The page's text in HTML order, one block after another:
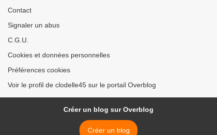
Contact
Signaler un abus
C.G.U.
Cookies et données personnelles
Préférences cookies
Voir le profil de clodelle45 sur le portail Overblog
Créer un blog sur Overblog
Créer un blog